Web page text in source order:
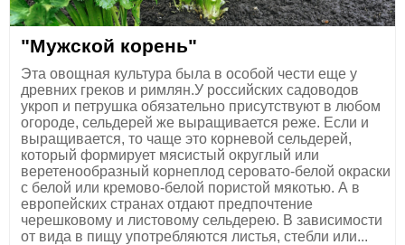
"Мужской корень"
Эта овощная культура была в особой чести еще у
древних греков и римлян.У российских садоводов
укроп и петрушка обязательно присутствуют в любом
огороде, сельдерей же выращивается реже. Если и
выращивается, то чаще это корневой сельдерей,
который формирует мясистый округлый или
веретенообразный корнеплод серовато-белой окраски
с белой или кремово-белой пористой мякотью. А в
европейских странах отдают предпочтение
черешковому и листовому сельдерею. В зависимости
от вида в пищу употребляются листья, стебли или...